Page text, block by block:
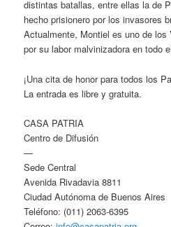
distintas batallas, entre ellas la de
hecho prisionero por los invasores
Actualmente, Montiel es uno de los
por su labor malvinizadora en todo
¡Una cita de honor para todos los
La entrada es libre y gratuita.
CASA PATRIA
Centro de Difusión
—
Sede Central
Avenida Rivadavia 8811
Ciudad Autónoma de Buenos Aires
Teléfono: (011) 2063-6395